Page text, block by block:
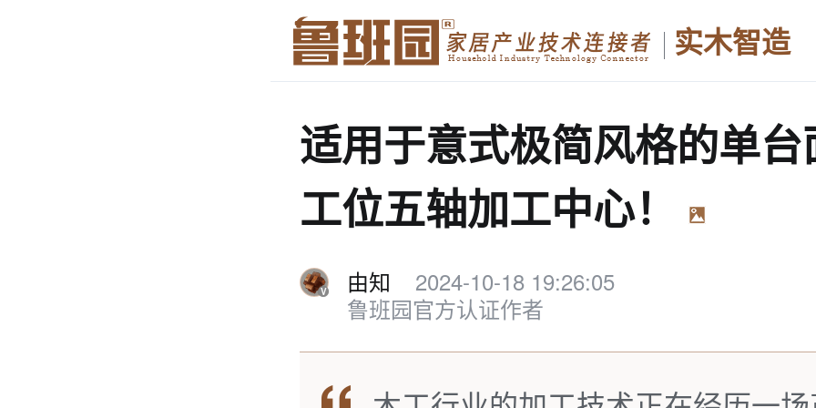
实木智造
适用于意式极简风格的单台
工位五轴加工中心！
由知
2024-10-18 19:26:05
鲁班园官方认证作者